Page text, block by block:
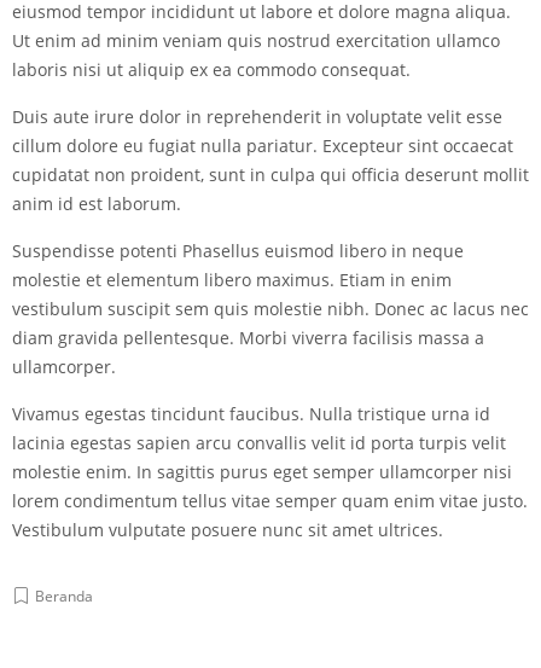
eiusmod tempor incididunt ut labore et dolore magna aliqua.
Ut enim ad minim veniam quis nostrud exercitation ullamco
laboris nisi ut aliquip ex ea commodo consequat.
Duis aute irure dolor in reprehenderit in voluptate velit esse
cillum dolore eu fugiat nulla pariatur. Excepteur sint occaecat
cupidatat non proident, sunt in culpa qui officia deserunt mollit
anim id est laborum.
Suspendisse potenti Phasellus euismod libero in neque
molestie et elementum libero maximus. Etiam in enim
vestibulum suscipit sem quis molestie nibh. Donec ac lacus nec
diam gravida pellentesque. Morbi viverra facilisis massa a
ullamcorper.
Vivamus egestas tincidunt faucibus. Nulla tristique urna id
lacinia egestas sapien arcu convallis velit id porta turpis velit
molestie enim. In sagittis purus eget semper ullamcorper nisi
lorem condimentum tellus vitae semper quam enim vitae justo.
Vestibulum vulputate posuere nunc sit amet ultrices.
Beranda